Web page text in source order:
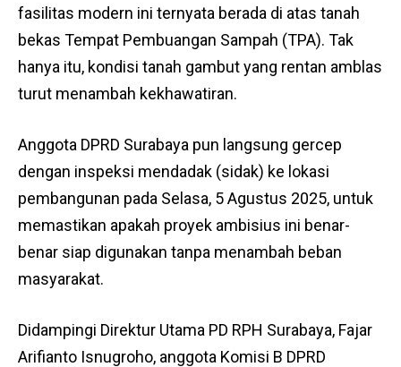
fasilitas modern ini ternyata berada di atas tanah
bekas Tempat Pembuangan Sampah (TPA). Tak
hanya itu, kondisi tanah gambut yang rentan amblas
turut menambah kekhawatiran.
Anggota DPRD Surabaya pun langsung gercep
dengan inspeksi mendadak (sidak) ke lokasi
pembangunan pada Selasa, 5 Agustus 2025, untuk
memastikan apakah proyek ambisius ini benar-
benar siap digunakan tanpa menambah beban
masyarakat.
Didampingi Direktur Utama PD RPH Surabaya, Fajar
Arifianto Isnugroho, anggota Komisi B DPRD